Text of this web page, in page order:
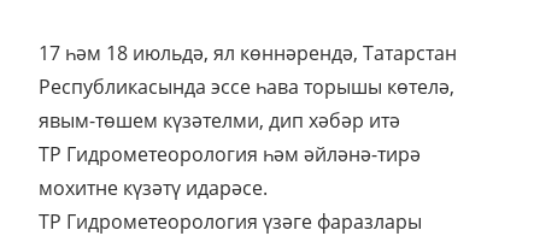
17 һәм 18 июльдә, ял көннәрендә, Татарстан
Республикасында эссе һава торышы көтелә,
явым-төшем күзәтелми, дип хәбәр итә
ТР Гидрометеорология һәм әйләнә-тирә
мохитне күзәтү идарәсе.
ТР Гидрометеорология үзәге фаразлары